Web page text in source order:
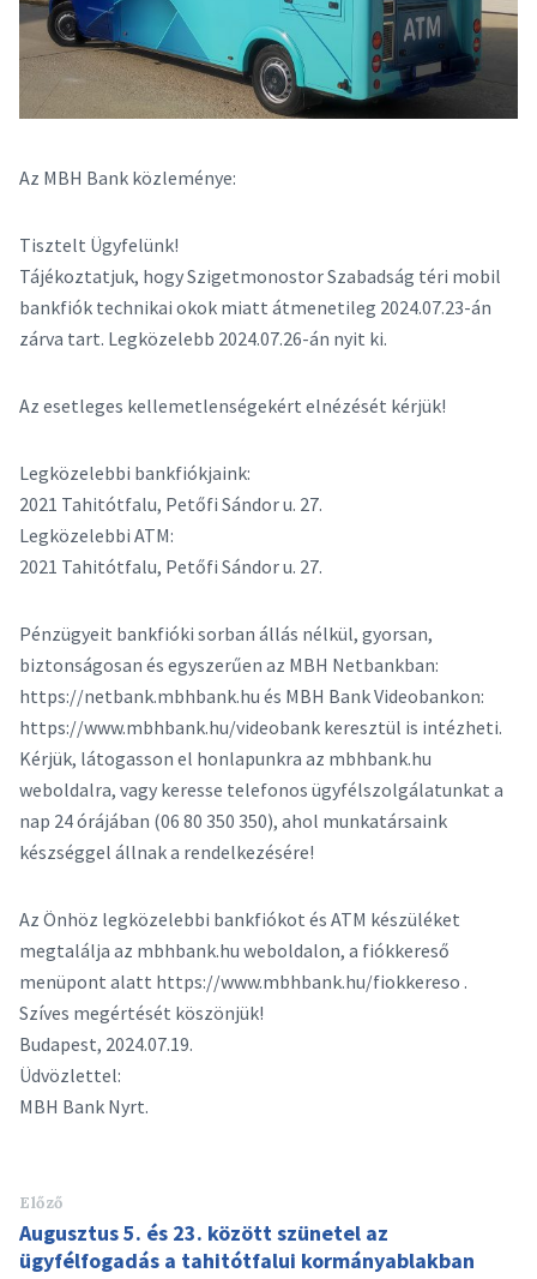
Az MBH Bank közleménye:
Tisztelt Ügyfelünk!
Tájékoztatjuk, hogy Szigetmonostor Szabadság téri mobil
bankfiók technikai okok miatt átmenetileg 2024.07.23-án
zárva tart. Legközelebb 2024.07.26-án nyit ki.
Az esetleges kellemetlenségekért elnézését kérjük!
Legközelebbi bankfiókjaink:
2021 Tahitótfalu, Petőfi Sándor u. 27.
Legközelebbi ATM:
2021 Tahitótfalu, Petőfi Sándor u. 27.
Pénzügyeit bankfióki sorban állás nélkül, gyorsan,
biztonságosan és egyszerűen az MBH Netbankban:
https://netbank.mbhbank.hu és MBH Bank Videobankon:
https://www.mbhbank.hu/videobank keresztül is intézheti.
Kérjük, látogasson el honlapunkra az mbhbank.hu
weboldalra, vagy keresse telefonos ügyfélszolgálatunkat a
nap 24 órájában (06 80 350 350), ahol munkatársaink
készséggel állnak a rendelkezésére!
Az Önhöz legközelebbi bankfiókot és ATM készüléket
megtalálja az mbhbank.hu weboldalon, a fiókkereső
menüpont alatt https://www.mbhbank.hu/fiokkereso .
Szíves megértését köszönjük!
Budapest, 2024.07.19.
Üdvözlettel:
MBH Bank Nyrt.
Előző
Augusztus 5. és 23. között szünetel az
ügyfélfogadás a tahitótfalui kormányablakban